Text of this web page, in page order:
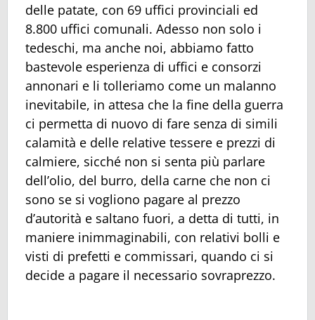
delle patate, con 69 uffici provinciali ed
8.800 uffici comunali. Adesso non solo i
tedeschi, ma anche noi, abbiamo fatto
bastevole esperienza di uffici e consorzi
annonari e li tolleriamo come un malanno
inevitabile, in attesa che la fine della guerra
ci permetta di nuovo di fare senza di simili
calamità e delle relative tessere e prezzi di
calmiere, sicché non si senta più parlare
dell’olio, del burro, della carne che non ci
sono se si vogliono pagare al prezzo
d’autorità e saltano fuori, a detta di tutti, in
maniere inimmaginabili, con relativi bolli e
visti di prefetti e commissari, quando ci si
decide a pagare il necessario sovraprezzo.